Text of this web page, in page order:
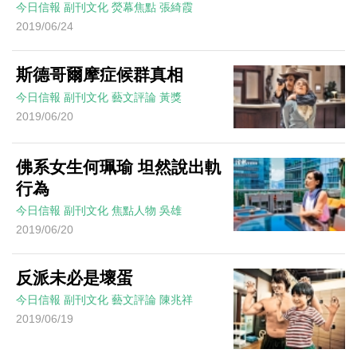
今日信報 副刊文化 熒幕焦點 張綺霞
2019/06/24
斯德哥爾摩症候群真相
今日信報 副刊文化 藝文評論 黃獎
2019/06/20
佛系女生何珮瑜 坦然說出軌
行為
今日信報 副刊文化 焦點人物 吳雄
2019/06/20
反派未必是壞蛋
今日信報 副刊文化 藝文評論 陳兆祥
2019/06/19